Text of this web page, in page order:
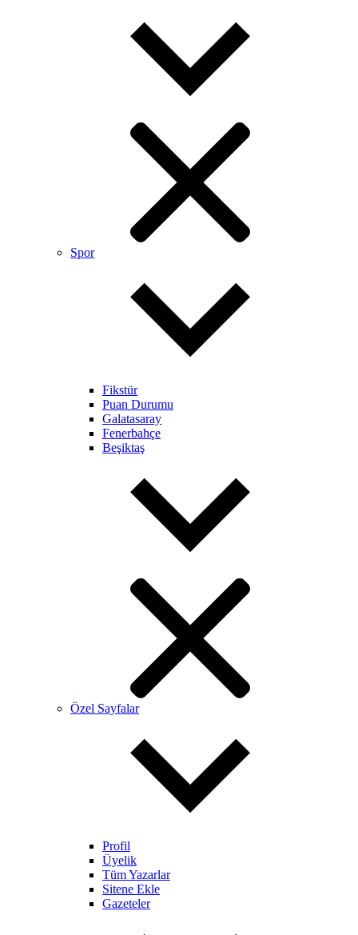
Spor
Fikstür
Puan Durumu
Galatasaray
Fenerbahçe
Beşiktaş
Özel Sayfalar
Profil
Üyelik
Tüm Yazarlar
Sitene Ekle
Gazeteler